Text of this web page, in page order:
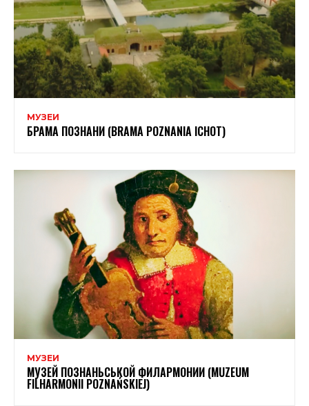
МУЗЕИ
БРАМА ПОЗНАНИ (BRAMA POZNANIA ICHOT)
МУЗЕИ
МУЗЕЙ ПОЗНАНЬСЬКОЙ ФИЛАРМОНИИ (MUZEUM
FILHARMONII POZNAŃSKIEJ)